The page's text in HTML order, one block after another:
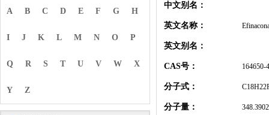
A B C D E F G H
I J K L M N O P
Q R S T U V W X
Y Z
中文别名：
英文名称：
英文别名：
CAS号： 164650-
分子式：
分子量：